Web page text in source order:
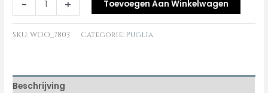
- + Toevoegen Aan Winkelwagen
SKU:WOO_7803 Categorie: Puglia
Beschrijving